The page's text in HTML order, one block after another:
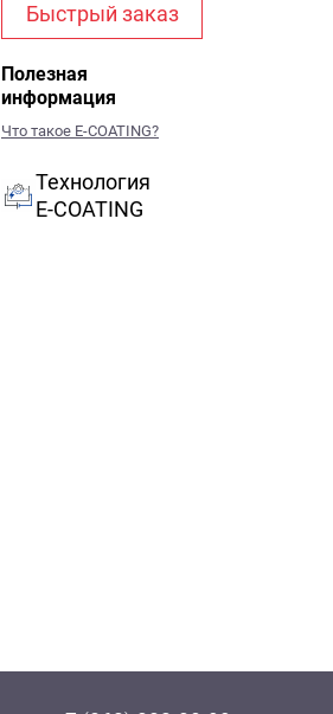
Быстрый заказ
Полезная
информация
Что такое E-COATING?
Технология
E-COATING